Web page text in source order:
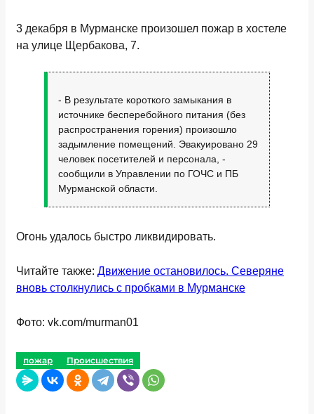
3 декабря в Мурманске произошел пожар в хостеле
на улице Щербакова, 7.
- В результате короткого замыкания в
источнике бесперебойного питания (без
распространения горения) произошло
задымление помещений. Эвакуировано 29
человек посетителей и персонала, -
сообщили в Управлении по ГОЧС и ПБ
Мурманской области.
Огонь удалось быстро ликвидировать.
Читайте также: Движение остановилось. Северяне
вновь столкнулись с пробками в Мурманске
Фото: vk.com/murman01
пожар Происшествия